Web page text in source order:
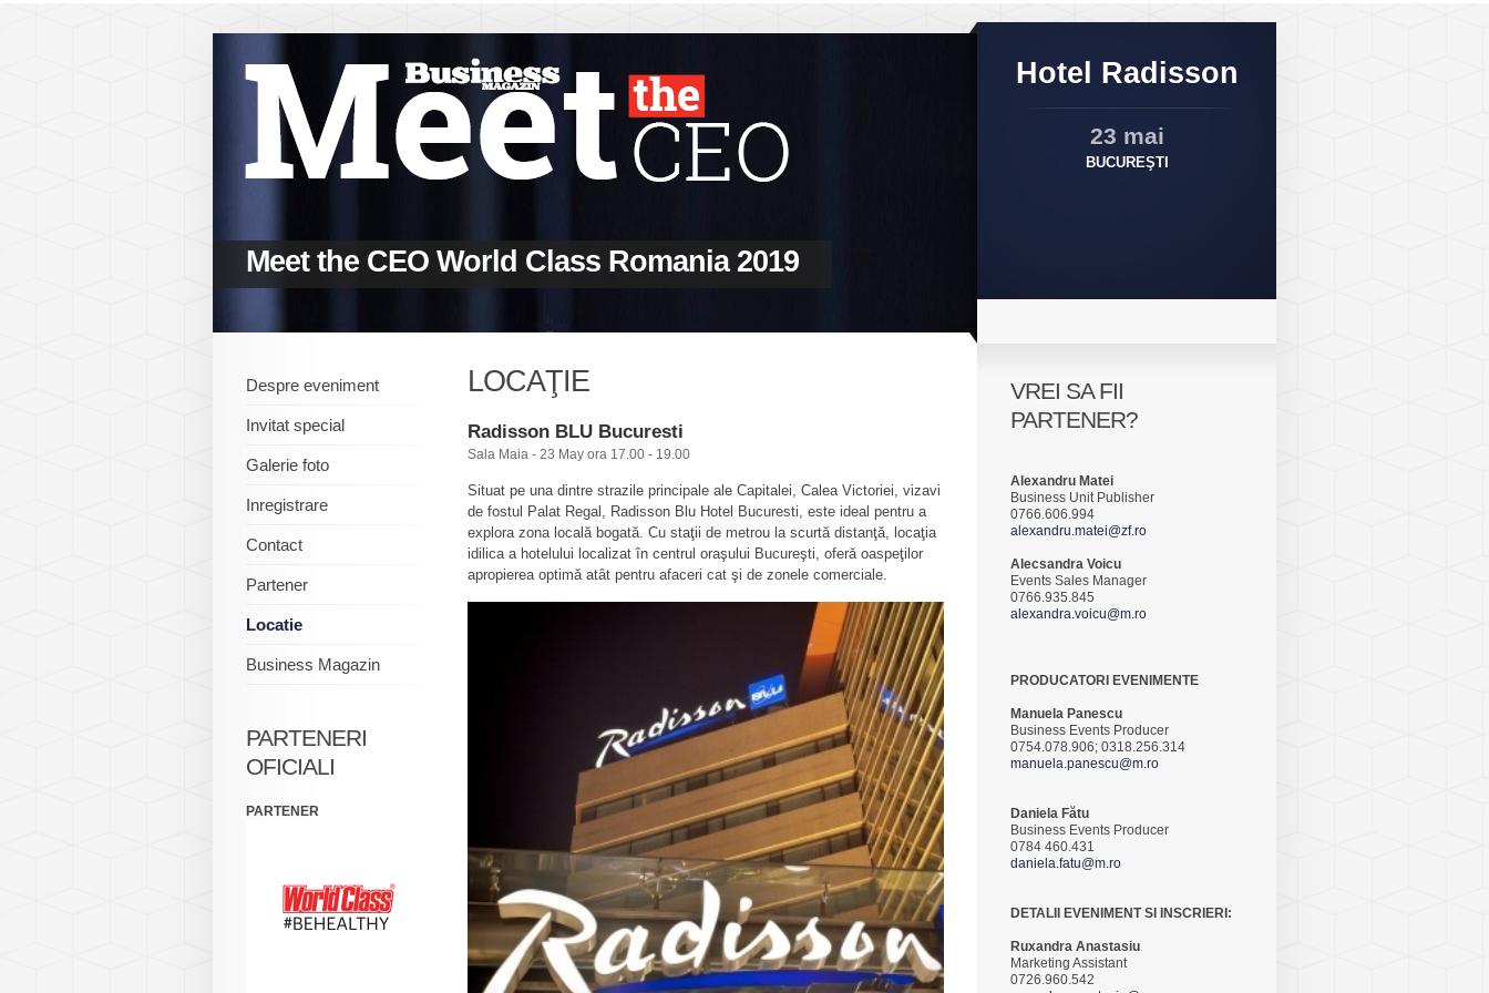
Meet the CEO World Class Romania 2019
Hotel Radisson
23 mai
BUCUREŞTI
Despre eveniment
Invitat special
Galerie foto
Inregistrare
Contact
Partener
Locatie
Business Magazin
PARTENERI
OFICIALI
PARTENER
LOCAŢIE
Radisson BLU Bucuresti
Sala Maia - 23 May ora 17.00 - 19.00
Situat pe una dintre strazile principale ale Capitalei, Calea Victoriei, vizavi
de fostul Palat Regal, Radisson Blu Hotel Bucuresti, este ideal pentru a
explora zona locală bogată. Cu staţii de metrou la scurtă distanţă, locaţia
idilica a hotelului localizat în centrul oraşului Bucureşti, oferă oaspeţilor
apropierea optimă atât pentru afaceri cat şi de zonele comerciale.
VREI SA FII
PARTENER?
Alexandru Matei
Business Unit Publisher
0766.606.994
alexandru.matei@zf.ro
Alecsandra Voicu
Events Sales Manager
0766.935.845
alexandra.voicu@m.ro
PRODUCATORI EVENIMENTE
Manuela Panescu
Business Events Producer
0754.078.906; 0318.256.314
manuela.panescu@m.ro
Daniela Fătu
Business Events Producer
0784 460.431
daniela.fatu@m.ro
DETALII EVENIMENT SI INSCRIERI:
Ruxandra Anastasiu
Marketing Assistant
0726.960.542